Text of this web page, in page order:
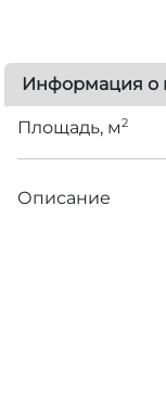
Информация о
Площадь, м2
Описание